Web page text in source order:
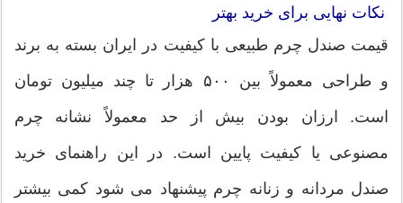
نکات نهایی برای خرید بهتر
قیمت صندل چرم طبیعی با کیفیت در ایران بسته به برند
و طراحی معمولاً بین ۵۰۰ هزار تا چند میلیون تومان
است. ارزان بودن بیش از حد معمولاً نشانه چرم
مصنوعی یا کیفیت پایین است. در این راهنمای خرید
صندل مردانه و زنانه چرم پیشنهاد می شود کمی بیشتر